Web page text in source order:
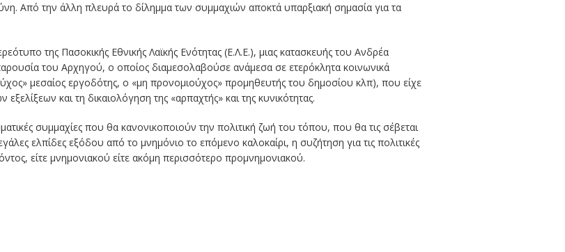
Από την άλλη πλευρά το δίλημμα των συμμαχιών αποκτά υπαρξιακή σημασία για τα
της Πασοκικής Εθνικής Λαϊκής Ενότητας (Ε.Λ.Ε.), μιας κατασκευής του Ανδρέα
του Αρχηγού, ο οποίος διαμεσολαβούσε ανάμεσα σε ετερόκλητα κοινωνικά
μεσαίος εργοδότης, ο «μη προνομιούχος» προμηθευτής του δημοσίου κλπ), που είχε
και τη δικαιολόγηση της «αρπαχτής» και της κυνικότητας.
συμμαχίες που θα κανονικοποιούν την πολιτική ζωή του τόπου, που θα τις σέβεται
ελπίδες εξόδου από το μνημόνιο το επόμενο καλοκαίρι, η συζήτηση για τις πολιτικές
είτε μνημονιακού είτε ακόμη περισσότερο προμνημονιακού.